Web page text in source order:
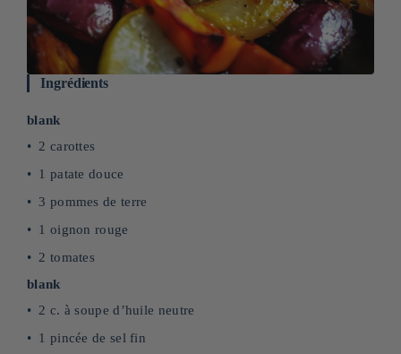
Ingrédients
blank
2 carottes
1 patate douce
3 pommes de terre
1 oignon rouge
2 tomates
blank
2 c. à soupe d’huile neutre
1 pincée de sel fin